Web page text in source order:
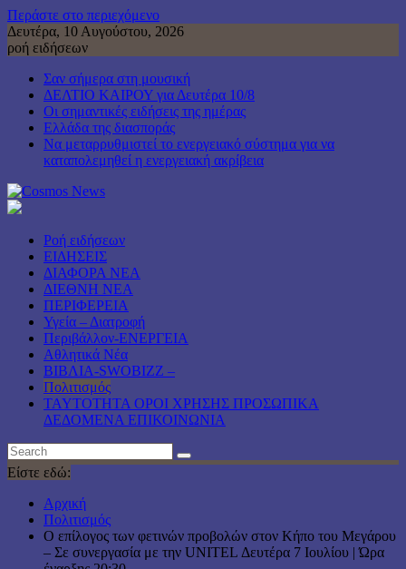
Περάστε στο περιεχόμενο
Δευτέρα, 10 Αυγούστου, 2026
ροή ειδήσεων
Σαν σήμερα στη μουσική
ΔΕΛΤΙΟ ΚΑΙΡΟΥ για Δευτέρα 10/8
Οι σημαντικές ειδήσεις της ημέρας
Ελλάδα της διασποράς
Να μεταρρυθμιστεί το ενεργειακό σύστημα για να
καταπολεμηθεί η ενεργειακή ακρίβεια
Ροή ειδήσεων
ΕΙΔΗΣΕΙΣ
ΔΙΑΦΟΡΑ ΝΕΑ
ΔΙΕΘΝΗ ΝΕΑ
ΠΕΡΙΦΕΡΕΙΑ
Υγεία – Διατροφή
Περιβάλλον-ΕΝΕΡΓΕΙΑ
Αθλητικά Νέα
ΒΙΒΛΙΑ-SWOBIZZ –
Πολιτισμός
TAYTOTHTA ΟΡΟΙ ΧΡΗΣΗΣ ΠΡΟΣΩΠΙΚΑ
ΔΕΔΟΜΕΝΑ ΕΠΙΚΟΙΝΩΝΙΑ
Είστε εδώ:
Αρχική
Πολιτισμός
Ο επίλογος των φετινών προβολών στον Κήπο του Μεγάρου
– Σε συνεργασία με την UNITEL Δευτέρα 7 Ιουλίου | Ώρα